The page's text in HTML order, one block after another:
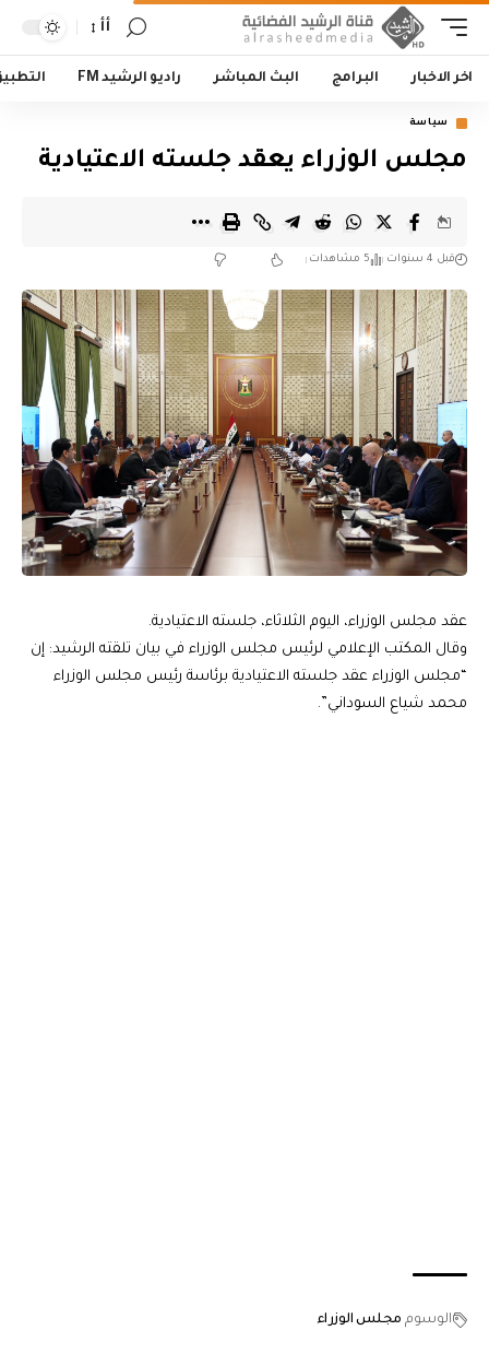
أأ
اخر الاخبار البرامج البث المباشر راديو الرشيد FM
سياسة
مجلس الوزراء يعقد جلسته الاعتيادية
قبل 4 سنوات 5 مشاهدات
عقد مجلس الوزراء، اليوم الثلاثاء، جلسته الاعتيادية.
وقال المكتب الإعلامي لرئيس مجلس الوزراء في بيان تلقته الرشيد: إن
“مجلس الوزراء عقد جلسته الاعتيادية برئاسة رئيس مجلس الوزراء
محمد شياع السوداني”.
الوسوم مجلس الوزراء